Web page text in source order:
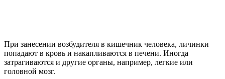
При занесении возбудителя в кишечник человека, личинки
попадают в кровь и накапливаются в печени. Иногда
затрагиваются и другие органы, например, легкие или
головной мозг.